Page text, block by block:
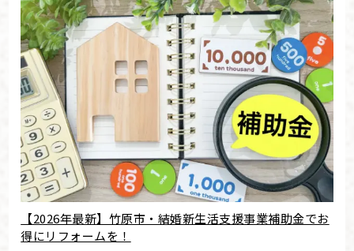
【2026年最新】竹原市・結婚新生活支援事業補助金でお
得にリフォームを！